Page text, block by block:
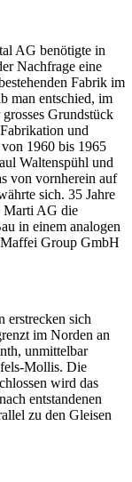
AG benötigte in
Nachfrage eine
Fabrik im
man entschied, im
Grundstück
und
1960 bis 1965
Waltenspühl und
von vornherein auf
sich. 35 Jahre
Marti AG die
in einem analogen
Group GmbH
erstrecken sich
im Norden an
unmittelbar
Mollis. Die
wird das
entstandenen
zu den Gleisen